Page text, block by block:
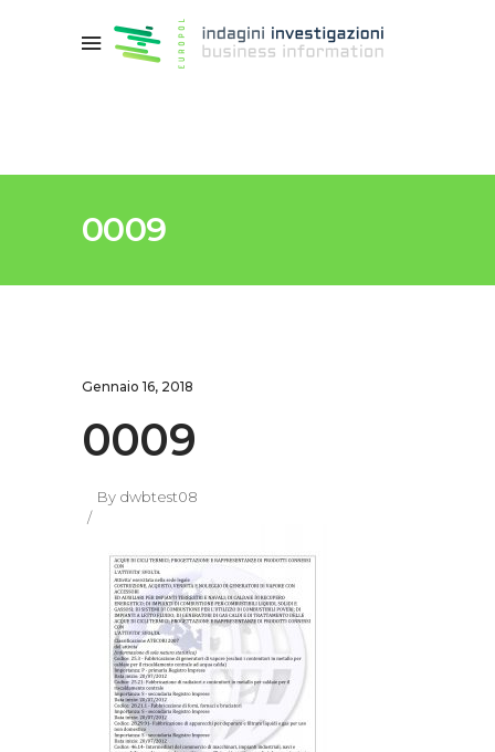
0009
Gennaio 16, 2018
0009
By dwbtest08